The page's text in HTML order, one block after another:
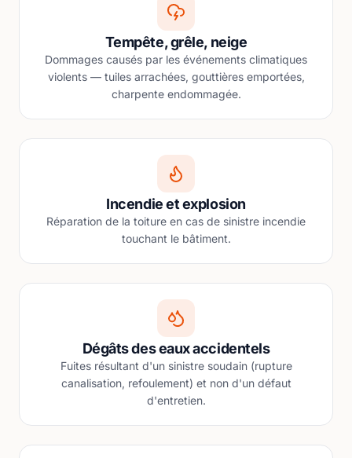
Tempête, grêle, neige
Dommages causés par les événements climatiques
violents — tuiles arrachées, gouttières emportées,
charpente endommagée.
Incendie et explosion
Réparation de la toiture en cas de sinistre incendie
touchant le bâtiment.
Dégâts des eaux accidentels
Fuites résultant d'un sinistre soudain (rupture
canalisation, refoulement) et non d'un défaut
d'entretien.